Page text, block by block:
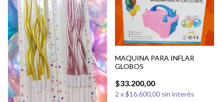
MAQUINA PARA INFLAR
GLOBOS
$33.200,00
2 x$16.600,00 sin interés